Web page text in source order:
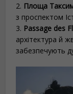
2. Площа
з проспектом
3. Passage des
архітектура й
забезпечують